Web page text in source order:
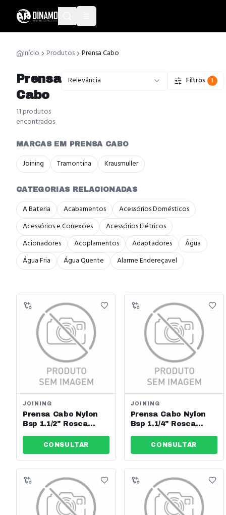
Início Produtos Prensa Cabo
Prensa
Cabo
11produtos
encontrados
Relevância Filtros 1
MARCAS EM PRENSA CABO
Joining Tramontina Krausmuller
CATEGORIAS RELACIONADAS
A Bateria Acabamentos
Acessórios Domésticos
Acessórios e Conexões
Acessórios Elétricos
Acionadores
Acoplamentos Adaptadores
Água
Água Fria
Água Quente Alarme Endereçavel
JOINING
Prensa Cabo Nylon
Bsp 1.1/2" Rosca
Joining - Jng - Ref:
14224
CONSULTAR
JOINING
Prensa Cabo Nylon
Bsp 1.1/4" Rosca
Joining - Jng - Ref:
14223
CONSULTAR